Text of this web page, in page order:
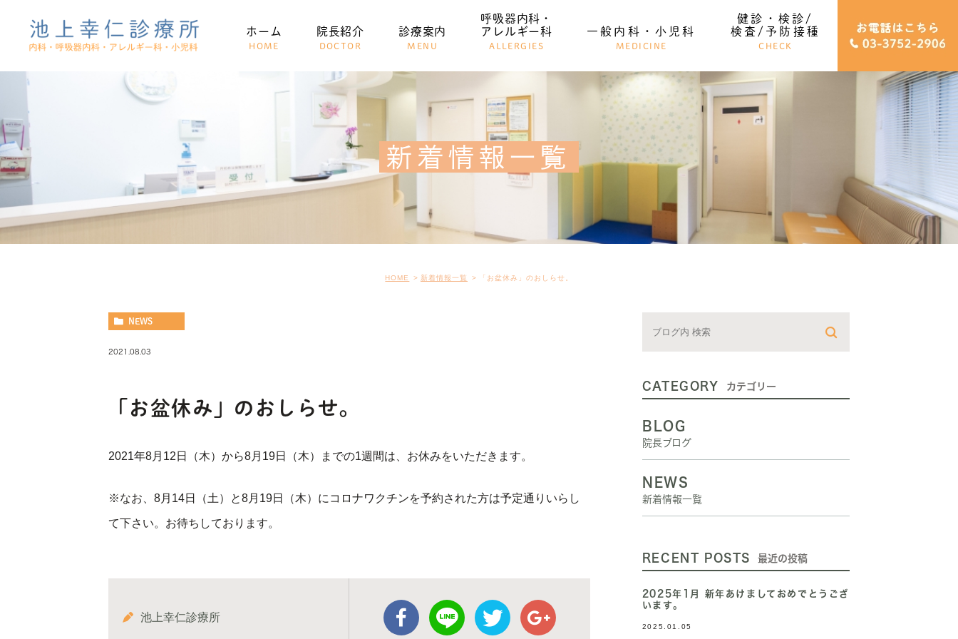
ホーム
HOME
院長紹介
DOCTOR
診療案内
MENU
呼吸器内科・
アレルギー科
ALLERGIES
一般内科・小児科
MEDICINE
健診・検診/
検査/予防接種
CHECK
健診・検診/検査
予防接種
新着情報一覧
HOME 新着情報一覧 「お盆休み」のおしらせ。
NEWS
2021.08.03
「お盆休み」のおしらせ。
2021年8月12日（木）から8月19日（木）までの1週間は、お休みをいただきます。
※なお、8月14日（土）と8月19日（木）にコロナワクチンを予約された方は予定通りいらし
て下さい。お待ちしております。
池上幸仁診療所
CATEGORY カテゴリー
BLOG
院長ブログ
NEWS
新着情報一覧
RECENT POSTS 最近の投稿
2025年1月 新年あけましておめでとうござ
います。
2025.01.05